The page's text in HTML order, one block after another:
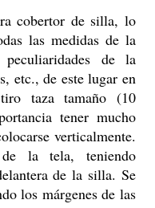
cobertor de silla, lo
las medidas de la
de la
etc., de este lugar en
taza tamaño (10
tener mucho
verticalmente.
la tela, teniendo
de la silla. Se
los márgenes de las